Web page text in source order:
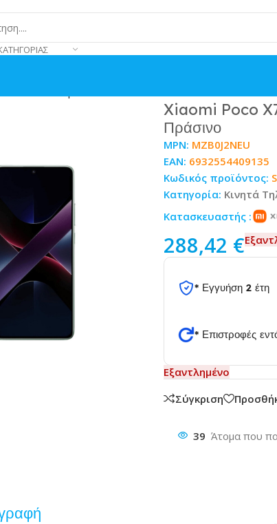
Xiaomi Poco
Πράσινο
Κατασκευαστής :
MPN: MZB0J2NEU
EAN: 6932554409135
Κωδικός προϊόντος:
Κατηγορία: Κινητά
288,42 €
* Εγγυήση 2 έτη
* Επιστροφές
Εξαντλημένο
Σύγκριση
39 Άτομα που